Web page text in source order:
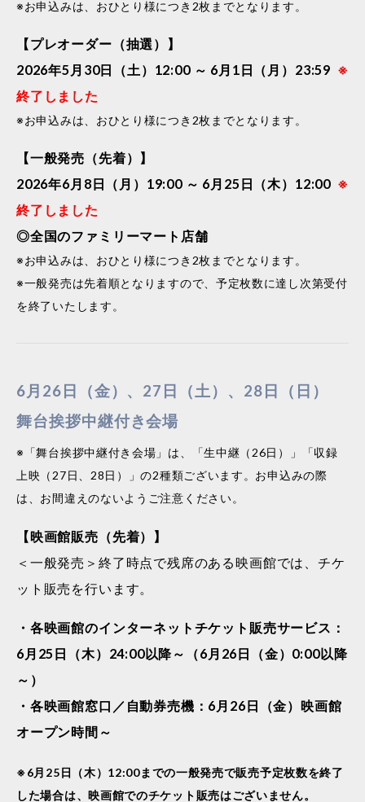
※お申込みは、おひとり様につき2枚までとなります。
【プレオーダー（抽選）】
2026年5月30日（土）12:00 ～ 6月1日（月）23:59 ※
終了しました
※お申込みは、おひとり様につき2枚までとなります。
【一般発売（先着）】
2026年6月8日（月）19:00 ～ 6月25日（木）12:00 ※
終了しました
◎全国のファミリーマート店舗
※お申込みは、おひとり様につき2枚までとなります。
※一般発売は先着順となりますので、予定枚数に達し次第受付
を終了いたします。
6月26日（金）、27日（土）、28日（日）
舞台挨拶中継付き会場
※「舞台挨拶中継付き会場」は、「生中継（26日）」「収録
上映（27日、28日）」の2種類ございます。お申込みの際
は、お間違えのないようご注意ください。
【映画館販売（先着）】
＜一般発売＞終了時点で残席のある映画館では、チケ
ット販売を行います。
・各映画館のインターネットチケット販売サービス：
6月25日（木）24:00以降～（6月26日（金）0:00以降
～）
・各映画館窓口／自動券売機：6月26日（金）映画館
オープン時間～
※6月25日（木）12:00までの一般発売で販売予定枚数を終了
した場合は、映画館でのチケット販売はございません。